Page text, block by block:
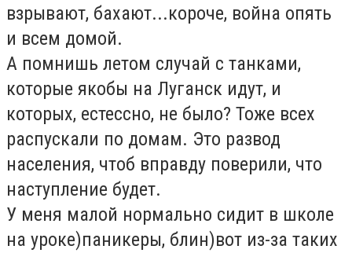
взрывают, бахают...короче, война опять
и всем домой.
А помнишь летом случай с танками,
которые якобы на Луганск идут, и
которых, естессно, не было? Тоже всех
распускали по домам. Это развод
населения, чтоб вправду поверили, что
наступление будет.
У меня малой нормально сидит в школе
на уроке)паникеры, блин)вот из-за таких